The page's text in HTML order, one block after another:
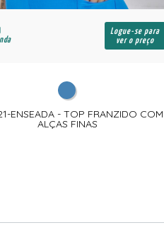
Logue-se para
ver o preço
ENSEADA - TOP FRANZIDO COM
ALÇAS FINAS